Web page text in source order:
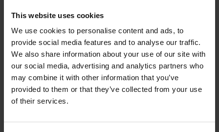
This website uses cookies
We use cookies to personalise content and ads, to
provide social media features and to analyse our traffic.
We also share information about your use of our site with
our social media, advertising and analytics partners who
may combine it with other information that you’ve
provided to them or that they’ve collected from your use
of their services.